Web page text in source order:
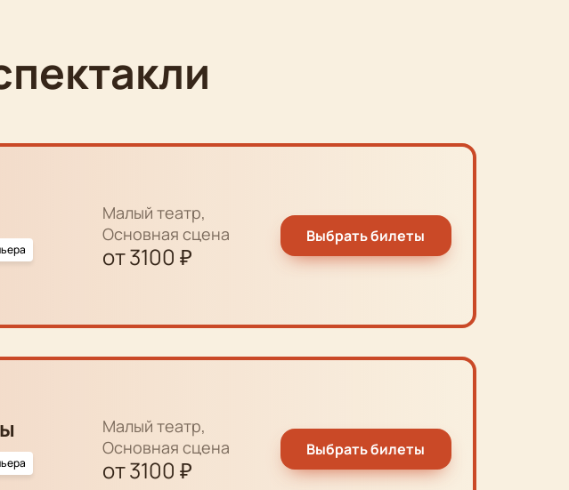
Малый театр,
Основная сцена
от3100 ₽
Выбрать билеты
Малый театр,
Основная сцена
от3100 ₽
Выбрать билеты